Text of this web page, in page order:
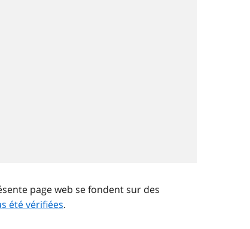
page web se fondent sur des
été vérifiées.